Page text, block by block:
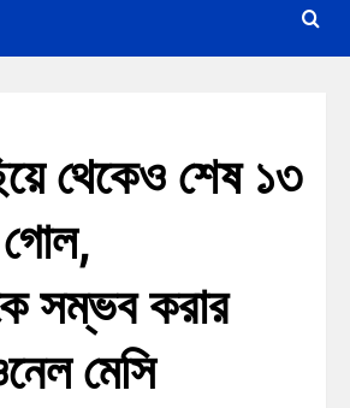
থেকেও শেষ ১৩
গোল,
সম্ভব করার
মেসি